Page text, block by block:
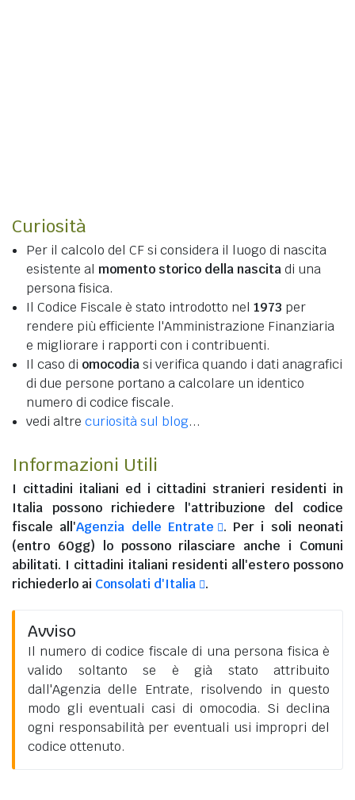
Curiosità
Per il calcolo del CF si considera il luogo di nascita
esistente al momento storico della nascitadi una
persona fisica.
Il Codice Fiscale è stato introdotto nel 1973 per
rendere più efficiente l'Amministrazione Finanziaria
e migliorare i rapporti con i contribuenti.
Il caso di omocodiasi verifica quando i dati anagrafici
di due persone portano a calcolare un identico
numero di codice fiscale.
vedi altre curiosità sul blog...
Informazioni Utili
I cittadini italiani ed i cittadini stranieri residenti in
Italia possono richiedere l'attribuzione del codice
fiscale all'Agenzia delle Entrate
. Per i soli neonati
(entro 60gg) lo possono rilasciare anche i Comuni
abilitati. I cittadini italiani residenti all'esteropossono
richiederlo ai Consolati d'Italia .
Avviso
Il numero di codice fiscale di una persona fisica è
valido soltanto se è già stato attribuito
dall'Agenzia delle Entrate, risolvendo in questo
modo gli eventuali casi di omocodia. Si declina
ogni responsabilità per eventuali usi impropri del
codice ottenuto.